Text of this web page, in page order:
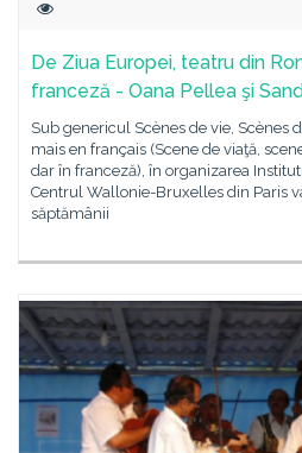
De Ziua Europei, teatru din
franceză - Oana Pellea şi
Sub genericul Scènes de vie, Scènes
mais en français (Scene de viaţă,
dar în franceză), în organizarea
Centrul Wallonie-Bruxelles din Paris
săptămânii